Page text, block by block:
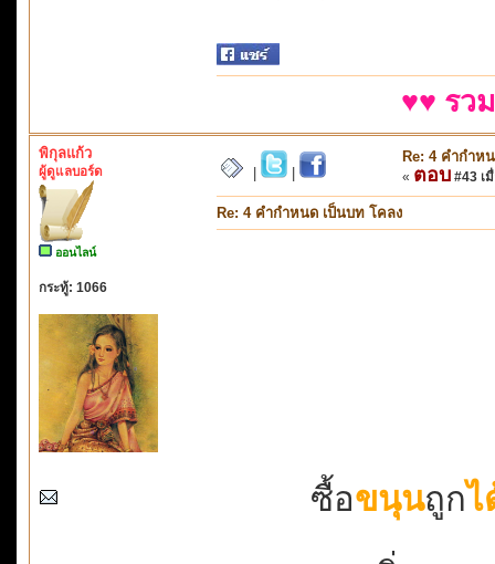
♥♥ รว
พิกุลแก้ว
ผู้ดูแลบอร์ด
ออนไลน์
กระทู้: 1066
Re: 4 คำกำห
« ตอบ #43 เ
Re: 4 คำกำหนด เป็นบท โคลง
ซื้อขนุนถูกไ